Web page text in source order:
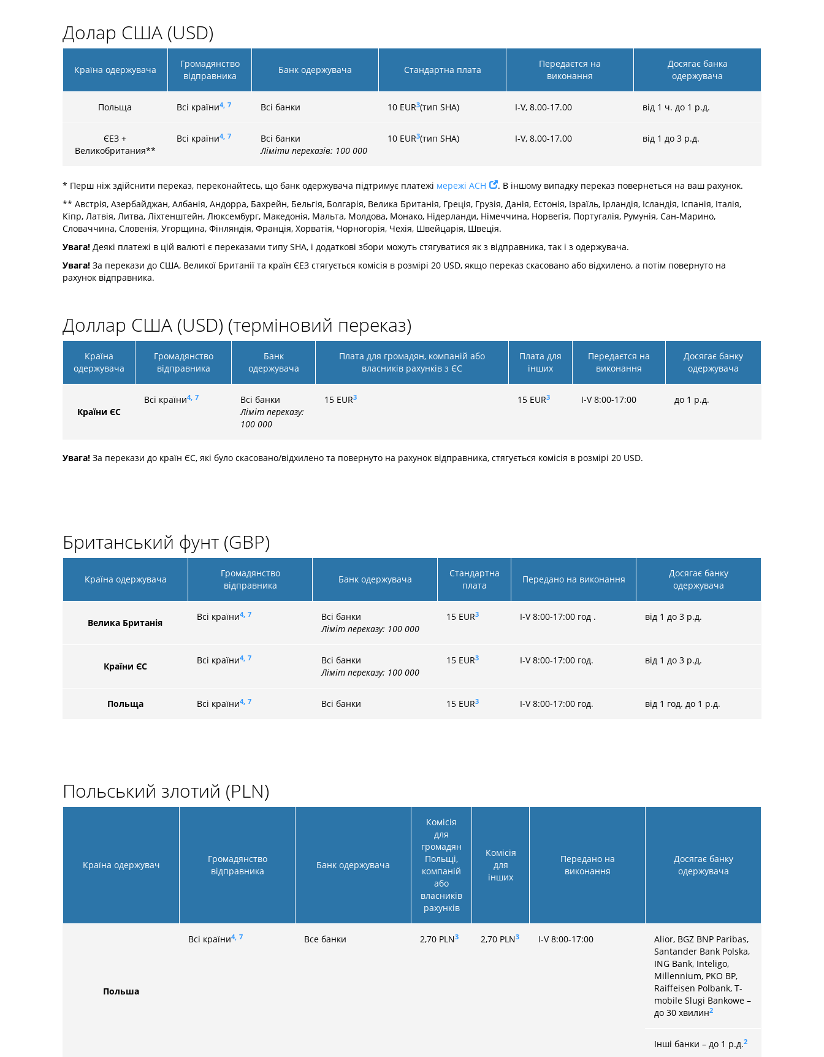
Долар США (USD)
Країна одержувача
Громадянство
відправника
Банк одержувача Стандартна плата
Передаєтся на
виконання
Досягає банка
одержувача
Польща Всі країни4, 7 Всі банки 10 EUR3(тип SHA) I-V, 8.00-17.00 від 1 ч. до 1 р.д.
ЄЕЗ +
Великобритания**
Всі країни4, 7
Всі банки
Ліміти переказів: 100 000
10 EUR3(тип SHA) I-V, 8.00-17.00 від 1 до 3 р.д.
* Перш ніж здійснити переказ, переконайтесь, що банк одержувача підтримує платежі мережі ACH
. В іншому випадку переказ повернеться на ваш рахунок.
** Австрія, Азербайджан, Албанія, Андорра, Бахрейн, Бельгія, Болгарія, Велика Британія, Греція, Грузія, Данія, Естонія, Ізраїль, Ірландія, Ісландія, Іспанія, Італія,
Кіпр, Латвія, Литва, Ліхтенштейн, Люксембург, Македонія, Мальта, Молдова, Монако, Нідерланди, Німеччина, Норвегія, Португалія, Румунія, Сан-Марино,
Словаччина, Словенія, Угорщина, Фінляндія, Франція, Хорватія, Чорногорія, Чехія, Швейцарія, Швеція.
Увага! Деякі платежі в цій валюті є переказами типу SHA, і додаткові збори можуть стягуватися як з відправника, так і з одержувача.
Увага! За перекази до США, Великої Британії та країн ЄЕЗ стягується комісія в розмірі 20 USD, якщо переказ скасовано або відхилено, а потім повернуто на
рахунок відправника.
Доллар США (USD) (терміновий переказ)
Країна
одержувача
Громадянство
відправника
Банк
одержувача
Плата для громадян, компаній або
власників рахунків з ЄС
Плата для
інших
Передаєтся на
виконання
Досягає банку
одержувача
Країни ЄС
Всі країни4, 7
Всі банки
Ліміт переказу:
100 000
15 EUR3 15 EUR3 I-V 8:00-17:00 до 1 р.д.
Увага! За перекази до країн ЄС, які було скасовано/відхилено та повернуто на рахунок відправника, стягується комісія в розмірі 20 USD.
Британський фунт (GBP)
Країна одержувача
Громадянство
відправника
Банк одержувача
Стандартна
плата
Передано на виконання
Досягає банку
одержувача
Велика Британія
Всі країни4, 7
Всі банки
Ліміт переказу: 100 000
15 EUR3 I-V 8:00-17:00 год . від 1 до 3 р.д.
Країни ЄС
Всі країни4, 7
Всі банки
Ліміт переказу: 100 000
15 EUR3 I-V 8:00-17:00 год. від 1 до 3 р.д.
Польща Всі країни4, 7 Всі банки 15 EUR3 I-V 8:00-17:00 год. від 1 год. до 1 р.д.
Польський злотий (PLN)
Країна одержувач
Громадянство
відправника
Банк одержувача
Комісія
для
громадян
Польщі,
компаній
або
власників
рахунків
Комісія
для
інших
Передано на
виконання
Досягає банку
одержувача
Польша
Всі країни4, 7 Все банки 2,70 PLN3 2,70 PLN3 I-V 8:00-17:00
Alior, BGZ BNP Paribas,
Santander Bank Polska,
ING Bank, Inteligo,
Millennium, PKO BP,
Raiffeisen Polbank, T-
mobile Slugi Bankowe –
до 30 хвилин2
Інші банки – до 1 р.д.2